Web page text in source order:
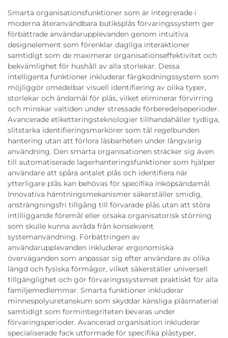
Smarta organisationsfunktioner som är integrerade i
moderna återanvändbara butiksplås förvaringssystem ger
förbättrade användarupplevanden genom intuitiva
designelement som förenklar dagliga interaktioner
samtidigt som de maximerar organisationseffektivitet och
bekvämlighet för hushåll av alla storlekar. Dessa
intelligenta funktioner inkluderar färgkodningssystem som
möjliggör omedelbar visuell identifiering av olika typer,
storlekar och ändamål för plås, vilket eliminerar förvirring
och minskar valtiden under stressade förberedelseperioder.
Avancerade etiketteringsteknologier tillhandahåller tydliga,
slitstarka identifieringsmarkörer som tål regelbunden
hantering utan att förlora läsbarheten under långvarig
användning. Den smarta organisationen sträcker sig även
till automatiserade lagerhanteringsfunktioner som hjälper
användare att spåra antalet plås och identifiera när
ytterligare plås kan behövas för specifika inköpsändamål.
Innovativa hämtningsmekanismer säkerställer smidig,
ansträngningsfri tillgång till förvarade plås utan att störa
intilliggande föremål eller orsaka organisatorisk störning
som skulle kunna avråda från konsekvent
systemanvändning. Förbättringen av
användarupplevanden inkluderar ergonomiska
överväganden som anpassar sig efter användare av olika
längd och fysiska förmågor, vilket säkerställer universell
tillgänglighet och gör förvaringssystemet praktiskt för alla
familjemedlemmar. Smarta funktioner inkluderar
minnespolyuretanskum som skyddar känsliga plåsmaterial
samtidigt som formintegriteten bevaras under
förvaringsperioder. Avancerad organisation inkluderar
specialiserade fack utformade för specifika plåstyper,